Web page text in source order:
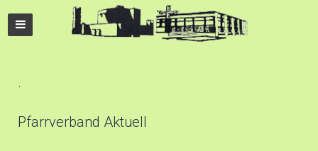
.
Pfarrverband Aktuell